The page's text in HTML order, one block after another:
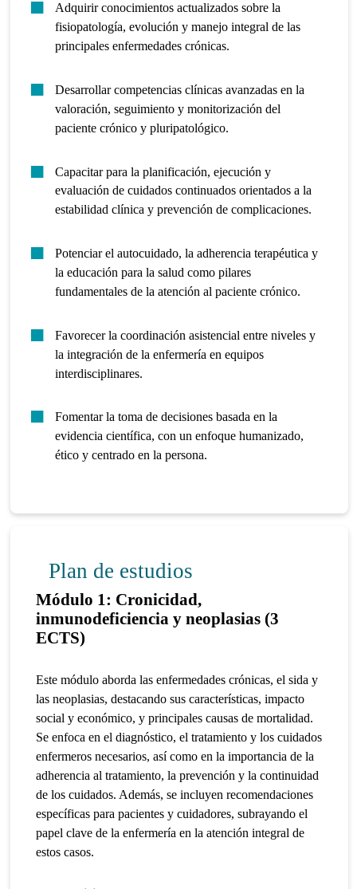
Adquirir conocimientos actualizados sobre la
fisiopatología, evolución y manejo integral de las
principales enfermedades crónicas.
Desarrollar competencias clínicas avanzadas en la
valoración, seguimiento y monitorización del
paciente crónico y pluripatológico.
Capacitar para la planificación, ejecución y
evaluación de cuidados continuados orientados a la
estabilidad clínica y prevención de complicaciones.
Potenciar el autocuidado, la adherencia terapéutica y
la educación para la salud como pilares
fundamentales de la atención al paciente crónico.
Favorecer la coordinación asistencial entre niveles y
la integración de la enfermería en equipos
interdisciplinares.
Fomentar la toma de decisiones basada en la
evidencia científica, con un enfoque humanizado,
ético y centrado en la persona.
Plan de estudios
Módulo 1: Cronicidad,
inmunodeficiencia y neoplasias (3
ECTS)
Este módulo aborda las enfermedades crónicas, el sida y
las neoplasias, destacando sus características, impacto
social y económico, y principales causas de mortalidad.
Se enfoca en el diagnóstico, el tratamiento y los cuidados
enfermeros necesarios, así como en la importancia de la
adherencia al tratamiento, la prevención y la continuidad
de los cuidados. Además, se incluyen recomendaciones
específicas para pacientes y cuidadores, subrayando el
papel clave de la enfermería en la atención integral de
estos casos.